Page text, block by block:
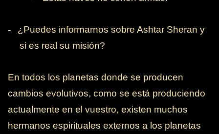
-
¿Puedes informarnos sobre Ashtar Sheran y
si es real su misión?
En todos los planetas donde se producen
cambios evolutivos, como se está produciendo
actualmente en el vuestro, existen muchos
hermanos espirituales externos a los planetas